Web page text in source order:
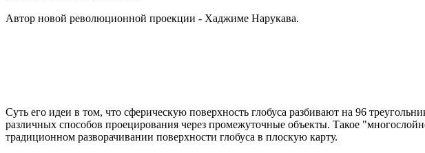
Автор новой революционной проекции - Хаджиме Нарукава.
Суть его идеи в том, что сферическую поверхность глобуса разбивают на 96
различных способов проецирования через промежуточные объекты. Такое
традиционном разворачивании поверхности глобуса в плоскую карту.